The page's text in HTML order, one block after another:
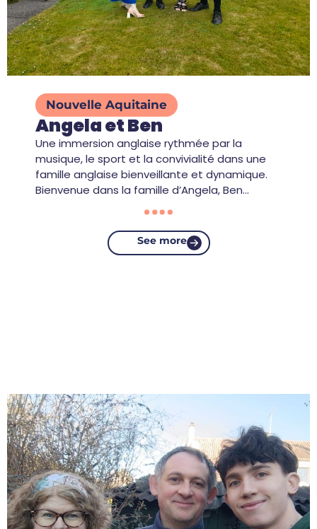
Nouvelle Aquitaine
Angela et Ben
Une immersion anglaise rythmée par la
musique, le sport et la convivialité dans une
famille anglaise bienveillante et dynamique.
Bienvenue dans la famille d’Angela, Ben…
See more